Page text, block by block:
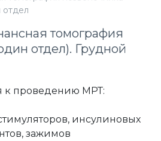
отдел
томография
отдел). Грудной
к проведению МРТ:
инсулиновых
зажимов